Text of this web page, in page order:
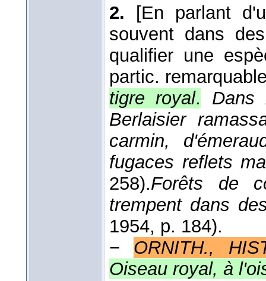
2.
[En parlant
souvent dans
qualifier une
partic.
tigre royal.
Dans
Berlaisier
carmin,
fugaces reflets
258).Forêts de
trempent dans
1954, p. 184).
− ORNITH.,
Oiseau royal, à